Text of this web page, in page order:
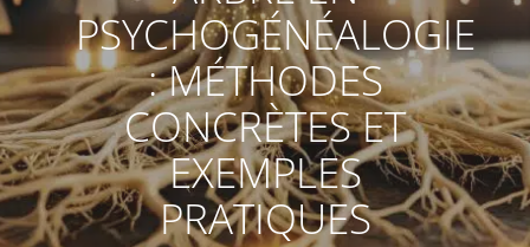
PSYCHOGÉNÉALOGIE
: MÉTHODES
CONCRÈTES ET
EXEMPLES
PRATIQUES